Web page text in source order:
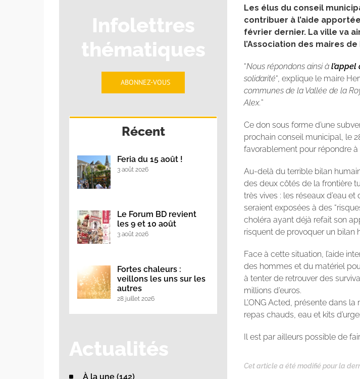
Les élus du conseil
contribuer à l’aide
février dernier. La ville va
l’Association des maires de
“Nous répondons ainsi àl’appel
solidarité“, explique le maire
communes de la Vallée de la
Alex.”
Ce don sous forme d’une
prochain conseil municipal, le
favorablement pour répondre à
Au-delà du terrible bilan
des deux côtés de la frontière
très vives : les réseaux d’eau
seraient exposées à des
choléra ayant déjà refait son
risquent de provoquer un bilan
Face à cette situation, l’aide
des hommes et du matériel
à tenter de retrouver des
millions d’euros.
L’ONG Acted, présente dans
repas chauds, eau et kits
Il est par ailleurs possible de
Cet article a été modifié pour la
Infolettres
thématiques
ABONNEZ-VOUS
Récent
Feria du 15 août !
3 août 2026
Le Forum BD revient
les 9 et 10 août
3 août 2026
Fortes chaleurs :
veillons les uns sur les
autres
28 juillet 2026
Actualités
À la une (142)